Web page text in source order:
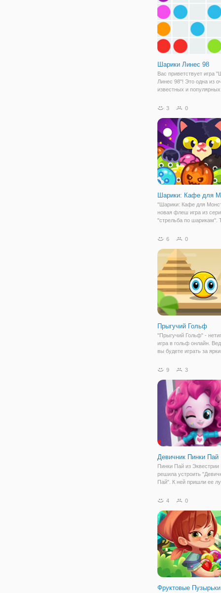
Шарики Линес 98
Вас приветствует игра
Линес 98"! Это одна из
известных и популярных
утратила своей славы,
но в то же время
игра
3 0
Шарики: Кафе для
"Шарики: Кафе для
новая флеш игра из
"стрельба по шарикам".
не обычных шариков, а
задача заключается в
очистить от
6 0
Прыгучий Гольф
"Прыгучий Гольф" -
игра в гольф онлайн.
вы будете играть за
нужно подбросить в
участках поля. И чтобы
9 3
Девичник Пинки Пай
Пинки Пай из Эквестрии
решила устроить
Пай". К ней пришли ее
Радуга Дэш, Рарити и
проходить в комнате
где
4 0
Фруктовые Пузырьки